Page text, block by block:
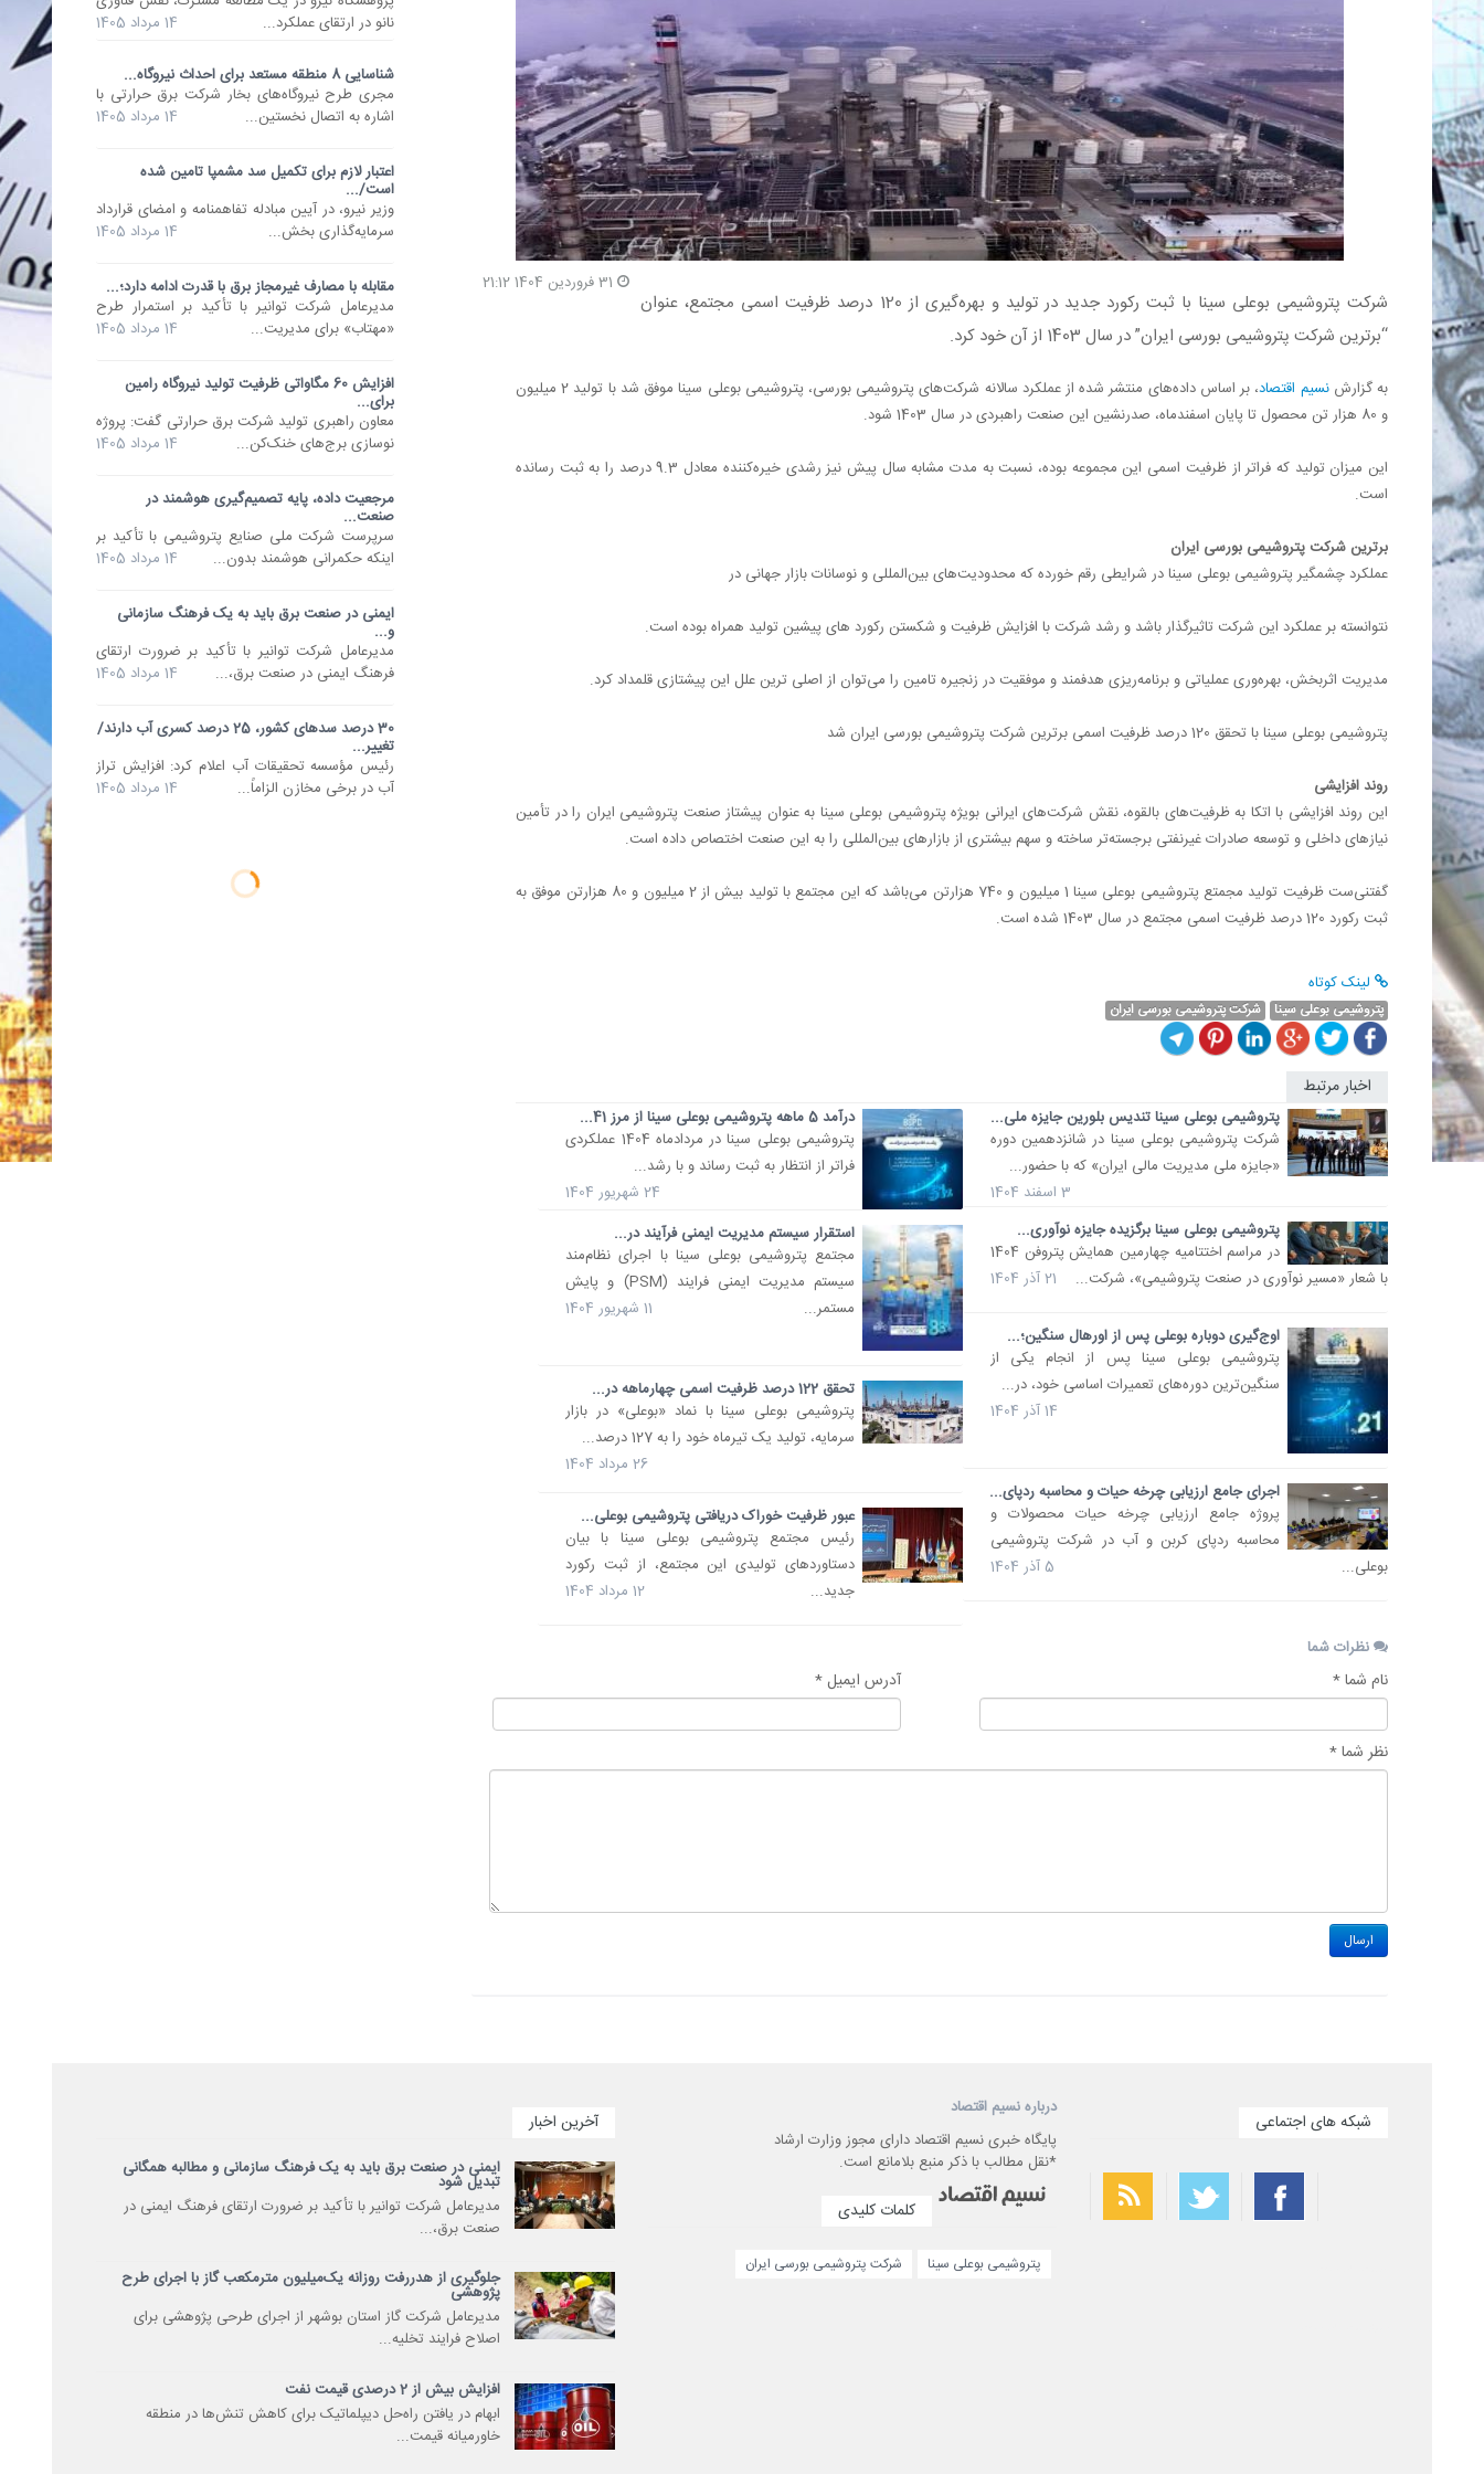
نانو در ارتقای عملکرد...
14 مرداد 1405
شناسایی 8 منطقه مستعد برای احداث نیروگاه...
مجری طرح نیروگاه‌های بخار شرکت برق حرارتی با
اشاره به اتصال نخستین...
14 مرداد 1405
اعتبار لازم برای تکمیل سد مشمپا تامین شده
است/...
وزیر نیرو، در آیین مبادله تفاهمنامه و امضای قرارداد
سرمایه‌گذاری بخش...
14 مرداد 1405
مقابله با مصارف غیرمجاز برق با قدرت ادامه دارد؛...
مدیرعامل شرکت توانیر با تأکید بر استمرار طرح
«مهتاب» برای مدیریت...
14 مرداد 1405
افزایش 60 مگاواتی ظرفیت تولید نیروگاه رامین
برای...
معاون راهبری تولید شرکت برق حرارتی گفت: پروژه
نوسازی برج‌های خنک‌کن...
14 مرداد 1405
مرجعیت داده، پایه تصمیم‌گیری‌ هوشمند در
صنعت...
سرپرست شرکت ملی صنایع پتروشیمی با تأکید بر
اینکه حکمرانی هوشمند بدون...
14 مرداد 1405
ایمنی در صنعت برق باید به یک فرهنگ سازمانی
و...
مدیرعامل شرکت توانیر با تأکید بر ضرورت ارتقای
فرهنگ ایمنی در صنعت برق،...
14 مرداد 1405
30 درصد سدهای کشور، 25 درصد کسری آب دارند/
تغییر...
رئیس مؤسسه تحقیقات آب اعلام کرد: افزایش تراز
آب در برخی مخازن الزاماً...
14 مرداد 1405
شرکت پتروشیمی بوعلی سینا با ثبت رکورد جدید در تولید و بهره‌گیری از 120 درصد ظرفیت اسمی مجتمع، عنوان
“برترین شرکت پتروشیمی بورسی ایران” در سال 1403 از آن خود کرد.
به گزارشنسیم اقتصاد
، بر اساس داده‌های منتشر شده از عملکرد سالانه شرکت‌های پتروشیمی بورسی، پتروشیمی بوعلی سینا موفق شد با تولید 2 میلیون
و 80 هزار تن محصول تا پایان اسفندماه، صدرنشین این صنعت راهبردی در سال 1403 شود.
این میزان تولید که فراتر از ظرفیت اسمی این مجموعه بوده، نسبت به مدت مشابه سال پیش نیز رشدی خیره‌کننده معادل 9.3 درصد را به ثبت رسانده
است.
برترین شرکت پتروشیمی بورسی ایران
عملکرد چشمگیر پتروشیمی بوعلی سینا در شرایطی رقم خورده که محدودیت‌های بین‌المللی و نوسانات بازار جهانی در
نتوانسته بر عملکرد این شرکت تاثیرگذار باشد و رشد شرکت با افزایش ظرفیت و شکستن رکورد های پیشین تولید همراه بوده است.
مدیریت اثربخش، بهره‌وری عملیاتی و برنامه‌ریزی هدفمند و موفقیت در زنجیره تامین را می‌توان از اصلی ترین علل این پیشتازی قلمداد کرد.
پتروشیمی بوعلی سینا با تحقق 120 درصد ظرفیت اسمی برترین شرکت پتروشیمی بورسی ایران شد
روند افزایشی
این روند افزایشی با اتکا به ظرفیت‌های بالقوه، نقش شرکت‌های ایرانی بویژه پتروشیمی بوعلی سینا به عنوان پیشتاز صنعت پتروشیمی ایران را در تأمین
نیازهای داخلی و توسعه صادرات غیرنفتی برجسته‌تر ساخته و سهم بیشتری از بازارهای بین‌المللی را به این صنعت اختصاص داده است.
گفتنی‌ست ظرفیت تولید مجمتع پتروشیمی بوعلی سینا 1 میلیون و 740 هزارتن می‌باشد که این مجتمع با تولید بیش از 2 میلیون و 80 هزارتن موفق به
ثبت رکورد 120 درصد ظرفیت اسمی مجتمع در سال 1403 شده است.
لینک کوتاه
پتروشیمی بوعلی سینا شرکت پتروشیمی بورسی ایران
اخبار مرتبط
پتروشیمی بوعلی سینا تندیس بلورین جایزه ملی...
شرکت پتروشیمی بوعلی سینا در شانزدهمین دوره
«جایزه ملی مدیریت مالی ایران» که با حضور...
3 اسفند 1404
پتروشیمی بوعلی سینا برگزیده جایزه نوآوری...
در مراسم اختتامیه چهارمین همایش پتروفن 1404
با شعار «مسیر نوآوری در صنعت پتروشیمی»، شرکت...
21 آذر 1404
اوج‌گیری دوباره بوعلی پس از اورهال سنگین؛...
پتروشیمی بوعلی سینا پس از انجام یکی از
سنگین‌ترین دوره‌های تعمیرات اساسی خود، در...
14 آذر 1404
اجرای جامع ارزیابی چرخه حیات و محاسبه ردپای...
پروژه جامع ارزیابی چرخه حیات محصولات و
محاسبه ردپای کربن و آب در شرکت پتروشیمی
بوعلی...
5 آذر 1404
درآمد 5 ماهه پتروشیمی بوعلی سینا از مرز 41...
پتروشیمی بوعلی سینا در مردادماه 1404 عملکردی
فراتر از انتظار به ثبت رساند و با رشد...
24 شهریور 1404
استقرار سیستم مدیریت ایمنی فرآیند در...
مجتمع پتروشیمی بوعلی سینا با اجرای نظام‌مند
سیستم مدیریت ایمنی فرایند (PSM) و پایش
مستمر...
11 شهریور 1404
تحقق 122 درصد ظرفیت اسمی چهارماهه در...
پتروشیمی بوعلی سینا با نماد «بوعلی» در بازار
سرمایه، تولید یک تیرماه خود را به 127 درصد...
26 مرداد 1404
عبور ظرفیت خوراک دریافتی پتروشیمی بوعلی...
رئیس مجتمع پتروشیمی بوعلی سینا با بیان
دستاوردهای تولیدی این مجتمع، از ثبت رکورد
جدید...
12 مرداد 1404
نظرات شما
آدرس ایمیل * نام شما *
نظر شما *
آخرین اخبار
ایمنی در صنعت برق باید به یک فرهنگ سازمانی و مطالبه همگانی
تبدیل شود
مدیرعامل شرکت توانیر با تأکید بر ضرورت ارتقای فرهنگ ایمنی در
صنعت برق،...
جلوگیری از هدررفت روزانه یک‌میلیون مترمکعب گاز با اجرای طرح
پژوهشی
مدیرعامل شرکت گاز استان بوشهر از اجرای طرحی پژوهشی برای
اصلاح فرایند تخلیه...
افزایش بیش از 2 درصدی قیمت نفت
ابهام در یافتن راه‌حل‌ دیپلماتیک برای کاهش تنش‌ها در منطقه
خاورمیانه قیمت...
درباره نسیم اقتصاد
پایگاه خبری نسیم اقتصاد دارای مجوز وزارت ارشاد
*نقل مطالب با ذکر منبع بلامانع است.
کلمات کلیدی
پتروشیمی بوعلی سینا شرکت پتروشیمی بورسی ایران
شبکه های اجتماعی